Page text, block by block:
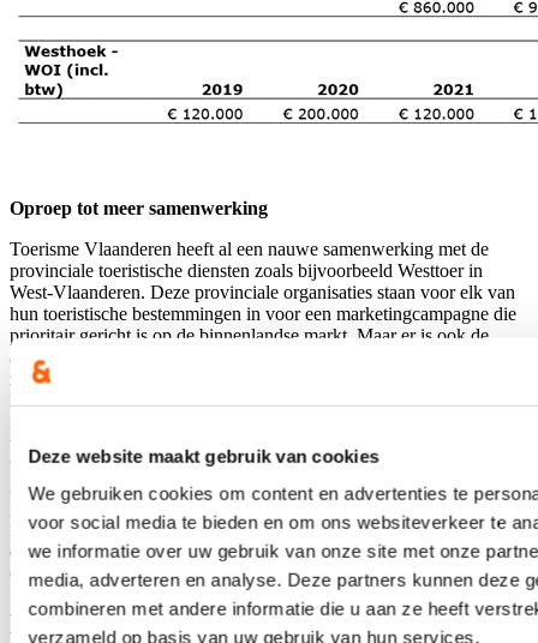
Deze website maakt gebruik van cookies
We gebruiken cookies om content en advertenties te
voor social media te bieden en om ons websiteverkeer te
we informatie over uw gebruik van onze site met onze
media, adverteren en analyse. Deze partners kunnen deze
combineren met andere informatie die u aan ze heeft
verzameld op basis van uw gebruik van hun services.
Oproep tot meer samenwerking
Toerisme Vlaanderen heeft al een nauwe samenwerking met de
provinciale toeristische diensten zoals bijvoorbeeld Westtoer in
West-Vlaanderen. Deze provinciale organisaties staan voor elk van
hun toeristische bestemmingen in voor een marketingcampagne die
prioritair gericht is op de binnenlandse markt. Maar er is ook de
ambitie om samen de buurmarkten nog beter te bereiken. ‘Er liggen
zeker nog heel wat mogelijkheden in buurmarkten zoals Nederland,
Duitsland, het Verenigd Koninkrijk en Frankrijk, waar men kan op
tot nog meer samenwerking tussen de Vlaamse en provinciale
toerisme-actoren. ‘Bij de opmaak van internationale promoplannen
is er wel een overlegmoment en worden de provinciale diensten
geconsulteerd, maar de provinciale diensten vragen naar een
intensieve samenwerking onder een structurele overeenkomst. Door
de krachten te bundelen kunnen we zeker nog veel meer
opportuniteiten benutten,’ vindt het parlementslid.
Blijf je graag op de hoogte?